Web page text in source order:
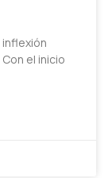
el inicio